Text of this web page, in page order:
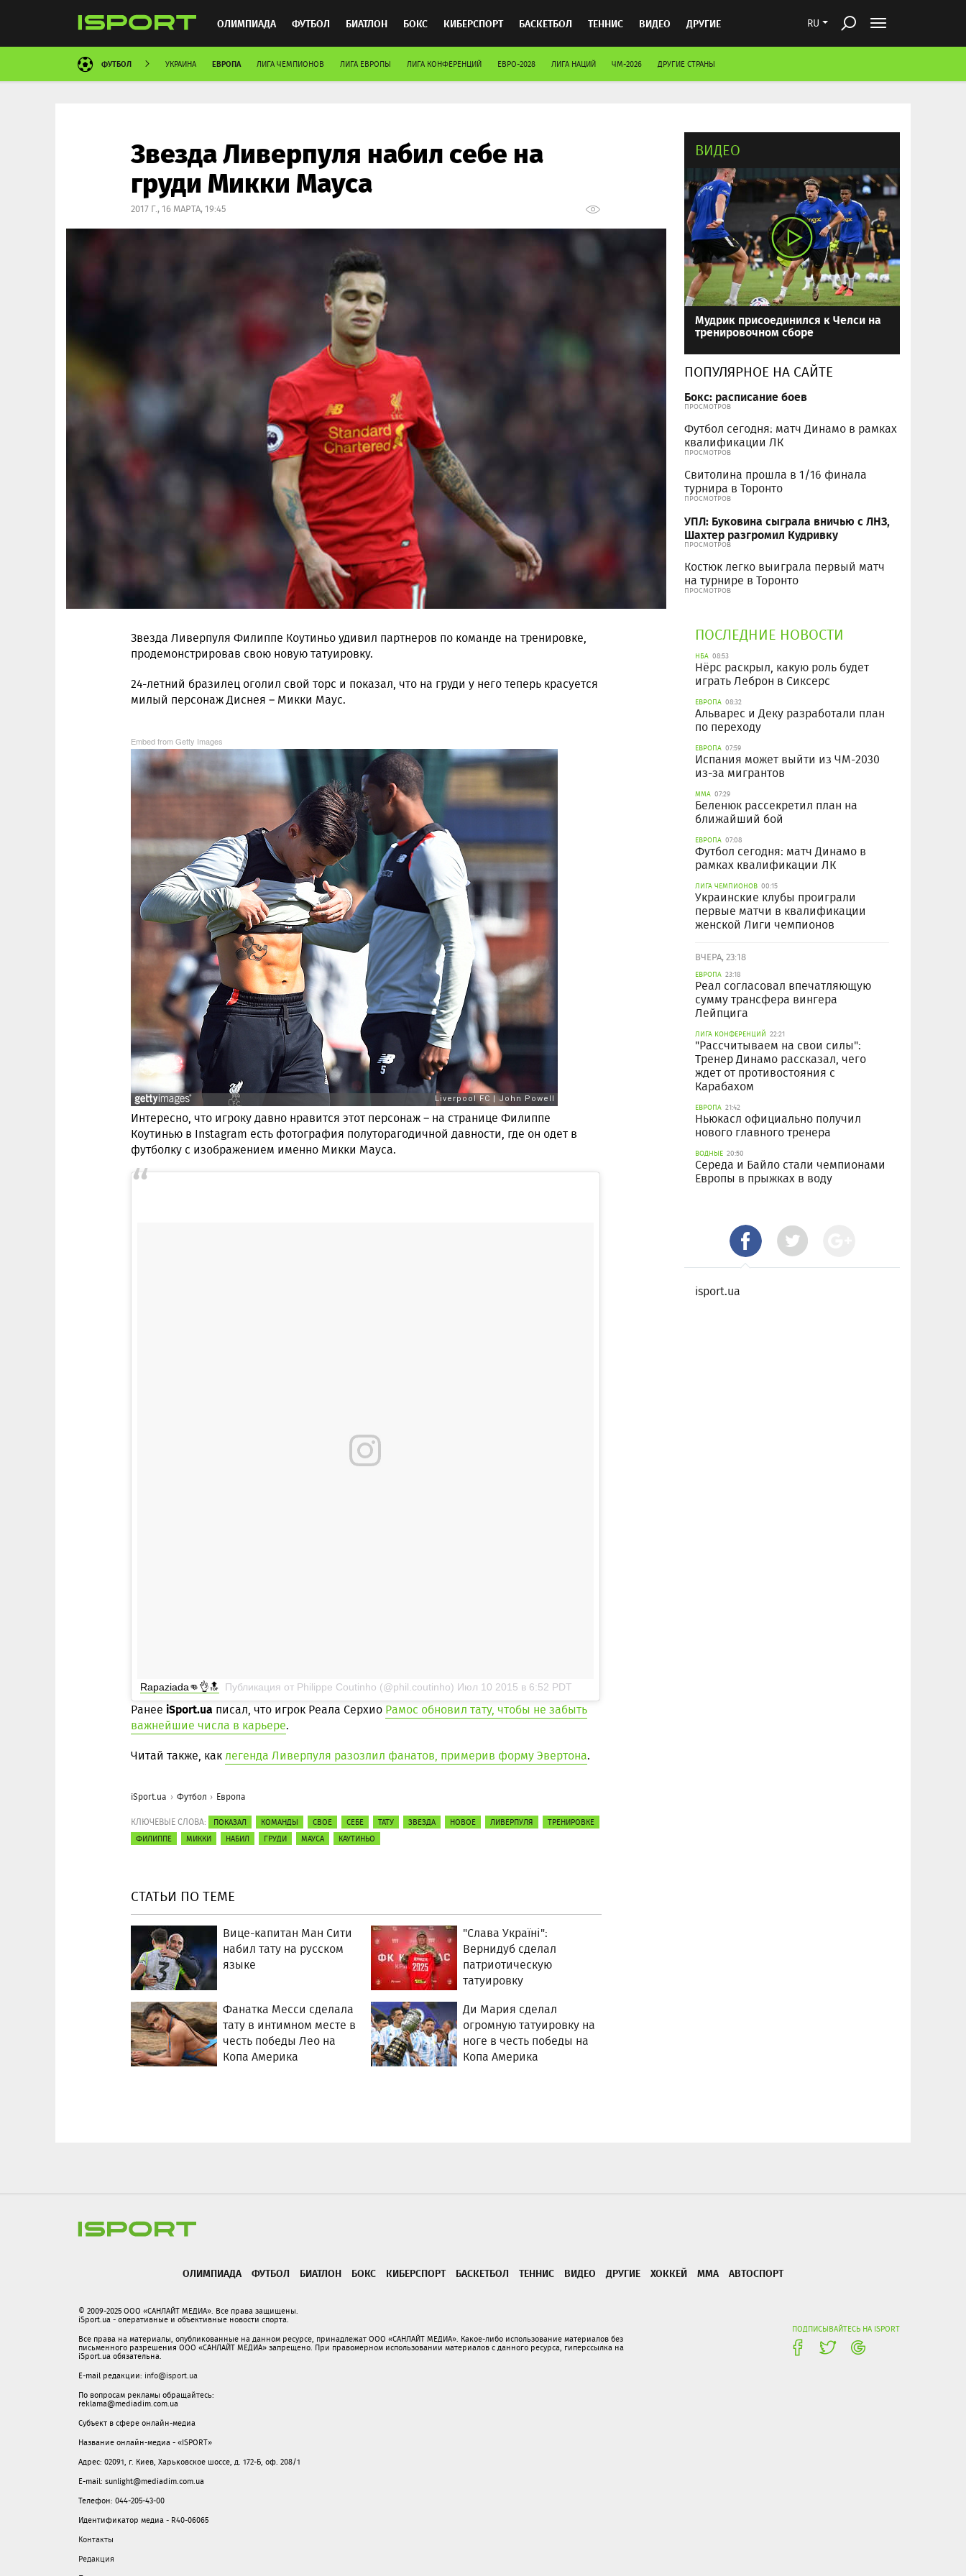
RU
ОЛИМПИАДА ФУТБОЛ БИАТЛОН БОКС КИБЕРСПОРТ БАСКЕТБОЛ ТЕННИС ВИДЕО ДРУГИЕ
ХОККЕЙ ММА АВТОСПОРТ
ФУТБОЛ УКРАИНА ЕВРОПА ЛИГА ЧЕМПИОНОВ ЛИГА ЕВРОПЫ ЛИГА КОНФЕРЕНЦИЙ ЕВРО-2028 ЛИГА НАЦИЙ ЧМ-2026 ДРУГИЕ СТРАНЫ
Звезда Ливерпуля набил себе на
груди Микки Мауса
2017 Г., 16 МАРТА, 19:45
Звезда Ливерпуля Филиппе Коутиньо удивил партнеров по команде на тренировке,
продемонстрировав свою новую татуировку.
24-летний бразилец оголил свой торс и показал, что на груди у него теперь красуется
милый персонаж Диснея – Микки Маус.
Embed from Getty Images
Интересно, что игроку давно нравится этот персонаж – на странице Филиппе
Коутинью в Instagram есть фотография полуторагодичной давности, где он одет в
футболку с изображением именно Микки Мауса.
Rapaziada👊👌🔝 Публикация от Philippe Coutinho (@phil.coutinho) Июл 10 2015 в 6:52 PDT
Ранее iSport.ua писал, что игрок Реала Серхио Рамос обновил тату, чтобы не забыть
важнейшие числа в карьере.
Читай также, каклегенда Ливерпуля разозлил фанатов, примерив форму Эвертона.
iSport.ua Футбол Европа
КЛЮЧЕВЫЕ СЛОВА: ПОКАЗАЛ КОМАНДЫ СВОЕ СЕБЕ ТАТУ ЗВЕЗДА НОВОЕ ЛИВЕРПУЛЯ
ТРЕНИРОВКЕ
ФИЛИППЕ
МИККИ НАБИЛ ГРУДИ МАУСА КАУТИНЬО
СТАТЬИ ПО ТЕМЕ
Вице-капитан Ман Сити
набил тату на русском
языке
"Слава Україні":
Вернидуб сделал
патриотическую
татуировку
Фанатка Месси сделала
тату в интимном месте в
честь победы Лео на
Копа Америка
Ди Мария сделал
огромную татуировку на
ноге в честь победы на
Копа Америка
ВИДЕО
Мудрик присоединился к Челси на
тренировочном сборе
ПОПУЛЯРНОЕ НА САЙТЕ
Бокс: расписание боев
ПРОСМОТРОВ
Футбол сегодня: матч Динамо в рамках
квалификации ЛК
ПРОСМОТРОВ
Свитолина прошла в 1/16 финала
турнира в Торонто
ПРОСМОТРОВ
УПЛ: Буковина сыграла вничью с ЛНЗ,
Шахтер разгромил Кудривку
ПРОСМОТРОВ
Костюк легко выиграла первый матч
на турнире в Торонто
ПРОСМОТРОВ
ПОСЛЕДНИЕ НОВОСТИ
НБА 08:53
Нёрс раскрыл, какую роль будет
играть Леброн в Сиксерс
ЕВРОПА 08:32
Альварес и Деку разработали план
по переходу
ЕВРОПА 07:59
Испания может выйти из ЧМ-2030
из-за мигрантов
ММА 07:29
Беленюк рассекретил план на
ближайший бой
ЕВРОПА 07:08
Футбол сегодня: матч Динамо в
рамках квалификации ЛК
ЛИГА ЧЕМПИОНОВ 00:15
Украинские клубы проиграли
первые матчи в квалификации
женской Лиги чемпионов
ВЧЕРА, 23:18
ЕВРОПА 23:18
Реал согласовал впечатляющую
сумму трансфера вингера
Лейпцига
ЛИГА КОНФЕРЕНЦИЙ 22:21
"Рассчитываем на свои силы":
Тренер Динамо рассказал, чего
ждет от противостояния с
Карабахом
ЕВРОПА 21:42
Ньюкасл официально получил
нового главного тренера
ВОДНЫЕ 20:50
Середа и Байло стали чемпионами
Европы в прыжках в воду
isport.ua
ОЛИМПИАДА ФУТБОЛ БИАТЛОН БОКС КИБЕРСПОРТ БАСКЕТБОЛ ТЕННИС ВИДЕО ДРУГИЕ ХОККЕЙ ММА АВТОСПОРТ
ПОДПИСЫВАЙТЕСЬ НА ISPORT
© 2009-2025 ООО «САНЛАЙТ МЕДИА». Все права защищены.
iSport.ua - оперативные и объективные новости спорта.
Все права на материалы, опубликованные на данном ресурсе, принадлежат ООО «САНЛАЙТ МЕДИА». Какое-либо использование материалов без
письменного разрешения ООО «САНЛАЙТ МЕДИА» запрещено. При правомерном использовании материалов с данного ресурса, гиперссылка на
iSport.ua обязательна.
E-mail редакции: info@isport.ua
По вопросам рекламы обращайтесь:
reklama@mediadim.com.ua
Субъект в сфере онлайн-медиа
Название онлайн-медиа - «ISPORT»
Адрес: 02091, г. Киев, Харьковское шоссе, д. 172-Б, оф. 208/1
E-mail: sunlight@mediadim.com.ua
Телефон: 044-205-43-00
Идентификатор медиа - R40-06065
Контакты
Редакция